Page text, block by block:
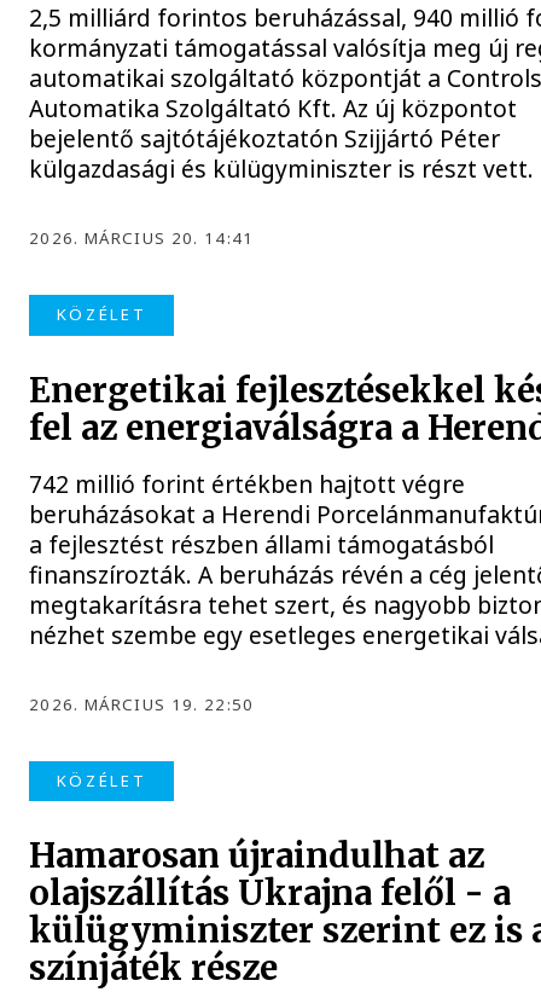
2,5 milliárd forintos beruházással, 940 millió
kormányzati támogatással valósítja meg új
automatikai szolgáltató központját a
Automatika Szolgáltató Kft. Az új központot
bejelentő sajtótájékoztatón Szijjártó Péter
külgazdasági és külügyminiszter is részt vett.
2026. MÁRCIUS 20. 14:41
KÖZÉLET
Energetikai fejlesztésekkel
fel az energiaválságra a
742 millió forint értékben hajtott végre
beruházásokat a Herendi
a fejlesztést részben állami támogatásból
finanszírozták. A beruházás révén a cég
megtakarításra tehet szert, és nagyobb
nézhet szembe egy esetleges energetikai
2026. MÁRCIUS 19. 22:50
KÖZÉLET
Hamarosan újraindulhat az
olajszállítás Ukrajna felől - a
külügyminiszter szerint ez is
színjáték része